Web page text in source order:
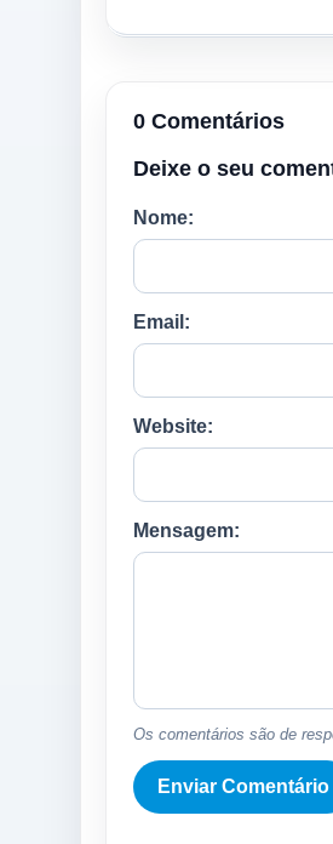
0 Comentários
Deixe o seu
Nome:
Email:
Website:
Mensagem:
Os comentários são de